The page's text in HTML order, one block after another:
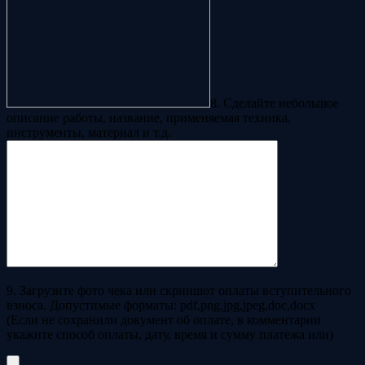
8. Сделайте небольшое
описание работы, название, применяемая техника,
инструменты, материал и т.д.
9. Загрузите фото чека или скриншот оплаты вступительного
взноса. Допустимые форматы: pdf,png,jpg,jpeg,doc,docx
(Если не сохранили документ об оплате, в комментарии
укажите способ оплаты, дату, время и сумму платежа или)